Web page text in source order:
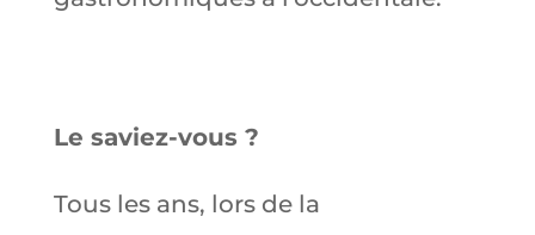
Le saviez-vous ?
Tous les ans, lors de la